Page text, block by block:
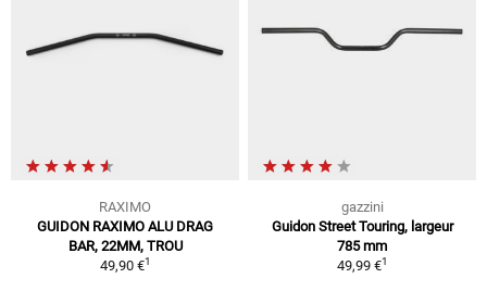
RAXIMO
GUIDON RAXIMO ALU DRAG
BAR, 22MM, TROU
49,90 €1
gazzini
Guidon Street Touring, largeur
785 mm
49,99 €1